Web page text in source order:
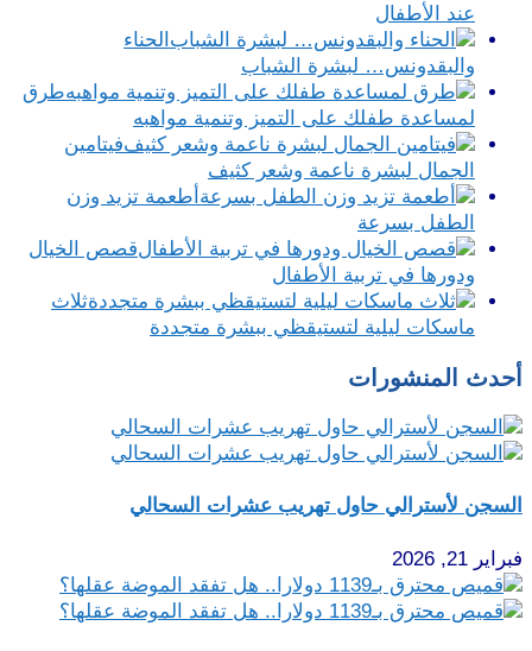
عند الأطفال
الحناء
والبقدونس… لبشرة الشباب
طرق
لمساعدة طفلك على التميز وتنمية مواهبه
فيتامين
الجمال لبشرة ناعمة وشعر كثيف
أطعمة تزيد وزن
الطفل بسرعة
قصص الخيال
ودورها في تربية الأطفال
ثلاث
ماسكات ليلية لتستيقظي ببشرة متجددة
أحدث المنشورات
السجن لأسترالي حاول تهريب عشرات السحالي
فبراير 21, 2026